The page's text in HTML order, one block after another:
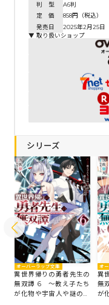
判 型
A6判
定 価
858円（税込）
発売日
2025年2月25日
▼ 取り扱いショップ
シリーズ
オーバーラップ文庫
異世界帰りの勇者先生の
無双譚 6 ～教え子たち
が化物や宇宙人や謎の組
オ
異
無
が